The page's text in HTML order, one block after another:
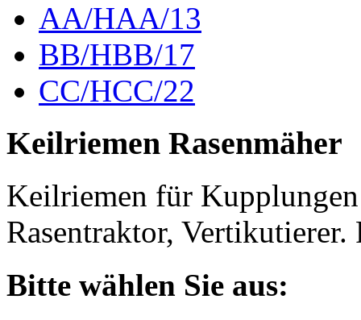
AA/HAA/13
BB/HBB/17
CC/HCC/22
Keilriemen Rasenmäher
Keilriemen für Kupplungen
Rasentraktor,
Bitte wählen Sie aus: